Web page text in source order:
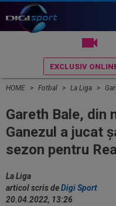
EXCLUSIV
HOME Fotbal La Liga
Gareth Bale, din
Ganezul a jucat
sezon pentru
La Liga
articol scris deDigi Sport
20.04.2022, 13:26